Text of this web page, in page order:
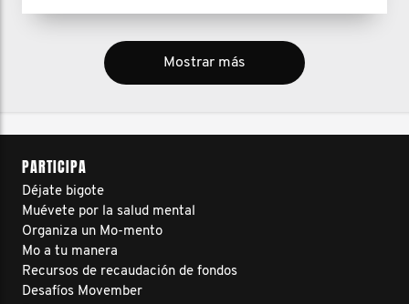
Mostrar más
PARTICIPA
Déjate bigote
Muévete por la salud mental
Organiza un Mo-mento
Mo a tu manera
Recursos de recaudación de fondos
Desafíos Movember